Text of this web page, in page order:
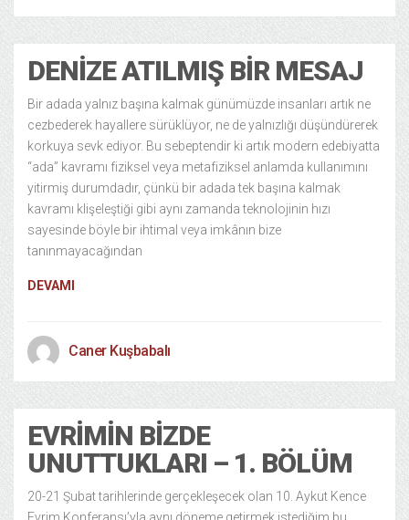
DENIZE ATILMIŞ BIR MESAJ
Bir adada yalnız başına kalmak günümüzde insanları artık ne
cezbederek hayallere sürüklüyor, ne de yalnızlığı düşündürerek
korkuya sevk ediyor. Bu sebeptendir ki artık modern edebiyatta
“ada” kavramı fiziksel veya metafiziksel anlamda kullanımını
yitirmiş durumdadır, çünkü bir adada tek başına kalmak
kavramı klişeleştiği gibi aynı zamanda teknolojinin hızı
sayesinde böyle bir ihtimal veya imkânın bize
tanınmayacağından
DEVAMI
Caner Kuşbabalı
EVRIMIN BIZDE
UNUTTUKLARI – 1. BÖLÜM
20-21 Şubat tarihlerinde gerçekleşecek olan 10. Aykut Kence